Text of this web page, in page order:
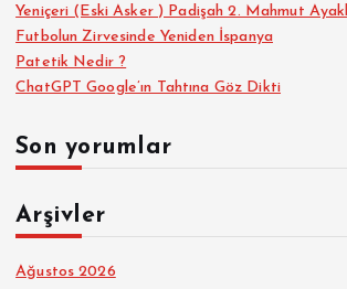
Yeniçeri (Eski Asker ) Padişah 2. Mahmut
Futbolun Zirvesinde Yeniden İspanya
Patetik Nedir ?
ChatGPT Google’ın Tahtına Göz Dikti
Son yorumlar
Arşivler
Ağustos 2026